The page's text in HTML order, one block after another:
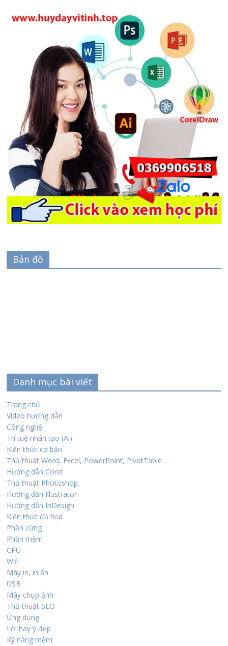
Bản đồ
Danh mục bài viết
Trang chủ
Video hướng dẫn
Công nghệ
Trí tuệ nhân tạo (Ai)
Kiến thức cơ bản
Thủ thuật Word, Excel, PowerPoint, PivotTable
Hướng dẫn Corel
Thủ thuật Photoshop
Hướng dẫn Illustrator
Hướng dẫn InDesign
Kiến thức đồ họa
Phần cứng
Phần mềm
CPU
Wifi
Máy in, in ấn
USB
Máy chụp ảnh
Thủ thuật SEO
Ứng dụng
Lời hay ý đẹp
Kỹ năng mềm